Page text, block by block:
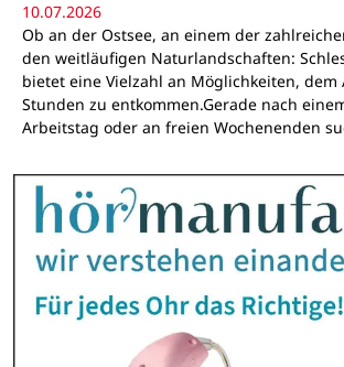
10.07.2026
Ob an der Ostsee, an einem der
den weitläufigen Naturlandschaften:
bietet eine Vielzahl an Möglichkeiten,
Stunden zu entkommen.Gerade nach
Arbeitstag oder an freien Wochenenden